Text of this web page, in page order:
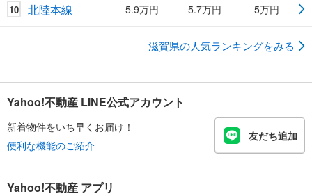
10 北陸本線 5.9万円 5.7万円 5万円
滋賀県の人気ランキングをみる
Yahoo!不動産 LINE公式アカウント
新着物件をいち早くお届け！
便利な機能のご紹介
友だち追加
Yahoo!不動産 アプリ